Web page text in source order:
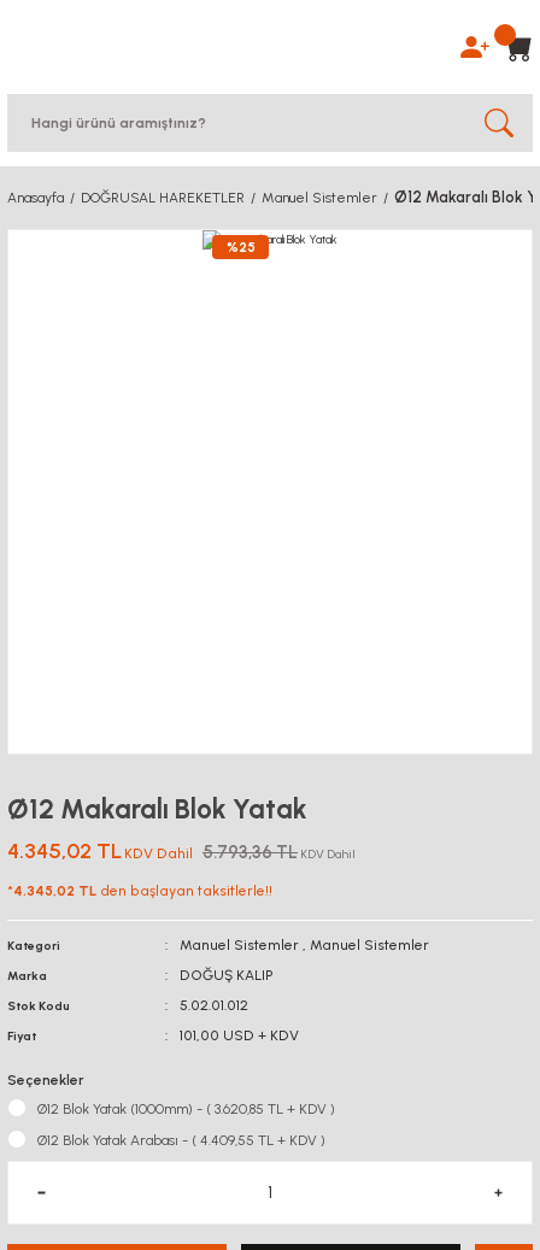
Anasayfa DOĞRUSAL HAREKETLER Manuel Sistemler Ø12 Makaralı Blok
%25
Ø12 Makaralı Blok Yatak
4.345,02 TL KDV Dahil 5.793,36 TL KDV Dahil
*4.345,02 TL den başlayan taksitlerle!!
Kategori Manuel Sistemler , Manuel Sistemler
Marka DOĞUŞ KALIP
Stok Kodu 5.02.01.012
Fiyat 101,00 USD + KDV
Seçenekler
Ø12 Blok Yatak (1000mm) - ( 3.620,85 TL + KDV )
Ø12 Blok Yatak Arabası - ( 4.409,55 TL + KDV )